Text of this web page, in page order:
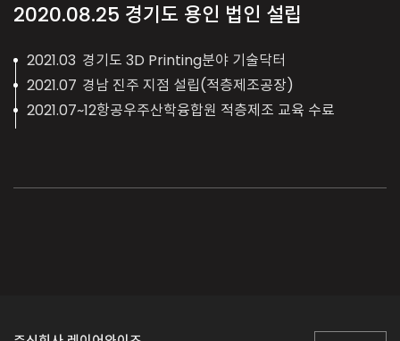
2020.08.25 경기도 용인 법인 설립
2021.03 경기도 3D Printing분야 기술닥터
2021.07 경남 진주 지점 설립(적층제조공장)
2021.07~12항공우주산학융합원 적층제조 교육 수료